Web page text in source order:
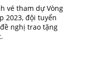
vé tham dự Vòng
2023, đội tuyển
nghị trao tặng